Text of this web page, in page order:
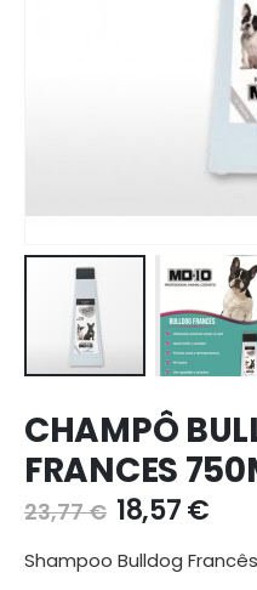
para
o
início
da
galeria
de
imagens
CHAMPÔ
FRANCES
23,77 € 18,57 €
Shampoo Bulldog Francês